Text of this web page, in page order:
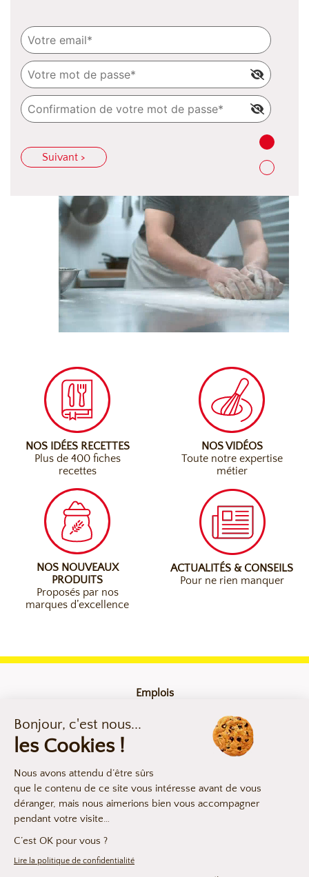
Suivant >
NOS IDÉES RECETTES
Plus de 400 fiches
recettes
NOS VIDÉOS
Toute notre expertise
métier
NOS NOUVEAUX
PRODUITS
Proposés par nos
marques d’excellence
ACTUALITÉS & CONSEILS
Pour ne rien manquer
Emplois
Mentions légales
Compliance
Déclaration d’accessibilité
Les argumentaires produits